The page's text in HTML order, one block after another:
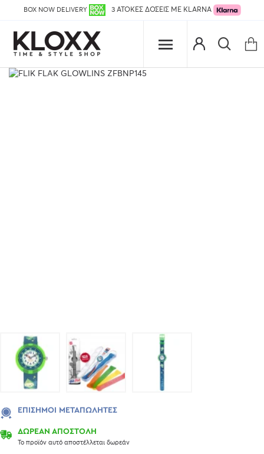
BOX NOW DELIVERY 3 ΑΤΟΚΕΣ ΔΟΣΕΙΣ ΜΕ KLARNA
ΔΩΡΕΑΝ ΑΠΟΣΤΟΛΗ
Το προϊόν αυτό αποστέλλεται δωρεάν
ΕΠΊΣΗΜΟΙ ΜΕΤΑΠΩΛΗΤΈΣ